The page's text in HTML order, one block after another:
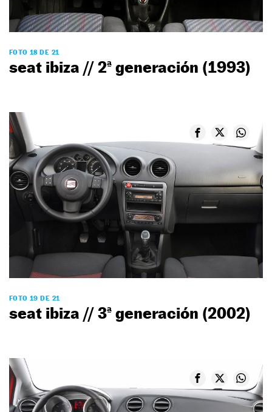
FOTO 18 DE 21
seat ibiza // 2ª generación (1993)
FOTO 19 DE 21
seat ibiza // 3ª generación (2002)